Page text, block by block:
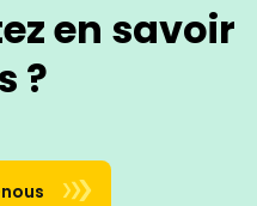
en savoir
?